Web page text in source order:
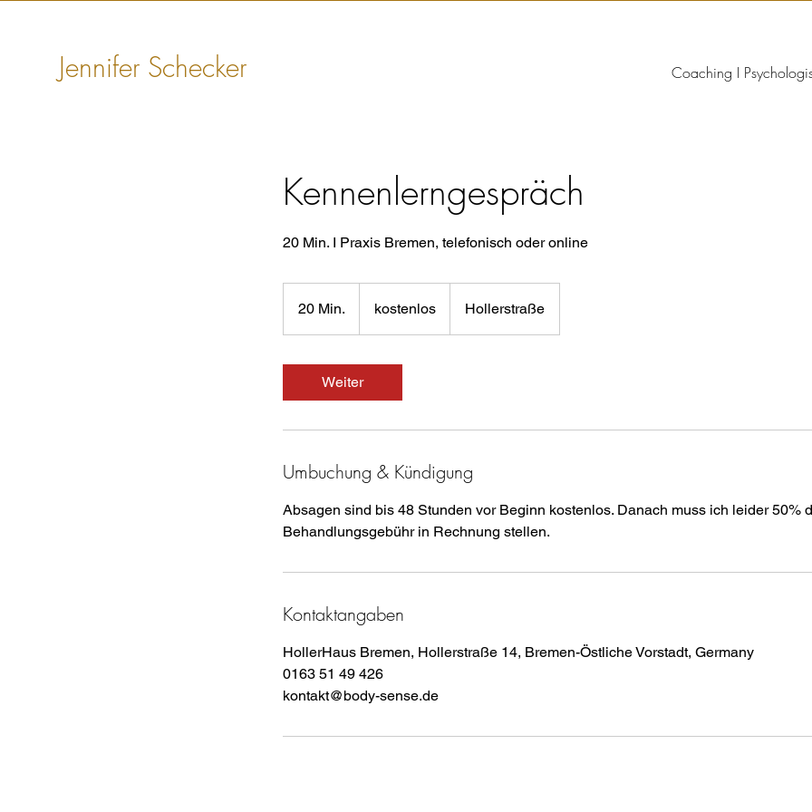
Jennifer Schecker Coaching I
Kennenlerngespräch
20 Min. I Praxis Bremen, telefonisch oder online
20 Min.
0
i
kostenlos Hollerstraße
Weiter
Umbuchung & Kündigung
Absagen sind bis 48 Stunden vor Beginn kostenlos. Danach muss ich leider 50%
Kontaktangaben
HollerHaus Bremen, Hollerstraße 14, Bremen-Östliche Vorstadt, Germany
0163 51 49 426
kontakt@body-sense.de